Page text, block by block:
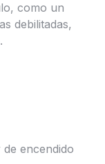
como un
debilitadas,
encendido